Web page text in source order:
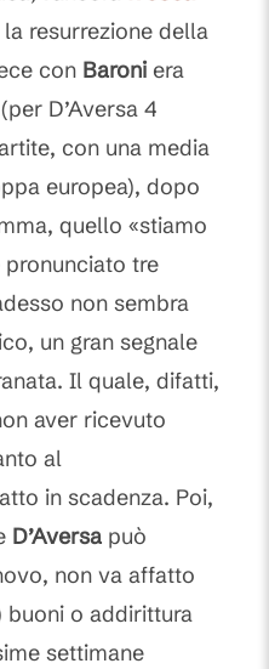
la resurrezione della
con Baroni era
D’Aversa 4
con una media
europea), dopo
quello «stiamo
tre
non sembra
un gran segnale
Il quale, difatti,
aver ricevuto
al
in scadenza. Poi,
D’Aversa può
non va affatto
buoni o addirittura
settimane